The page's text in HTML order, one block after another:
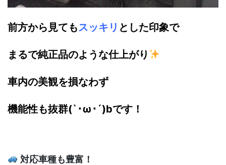
前方から見てもスッキリ とした印象で
まるで純正品のような仕上がり
車内の美観を損なわず
機能性も抜群(`･ω･´)bです！
対応車種も豊富！